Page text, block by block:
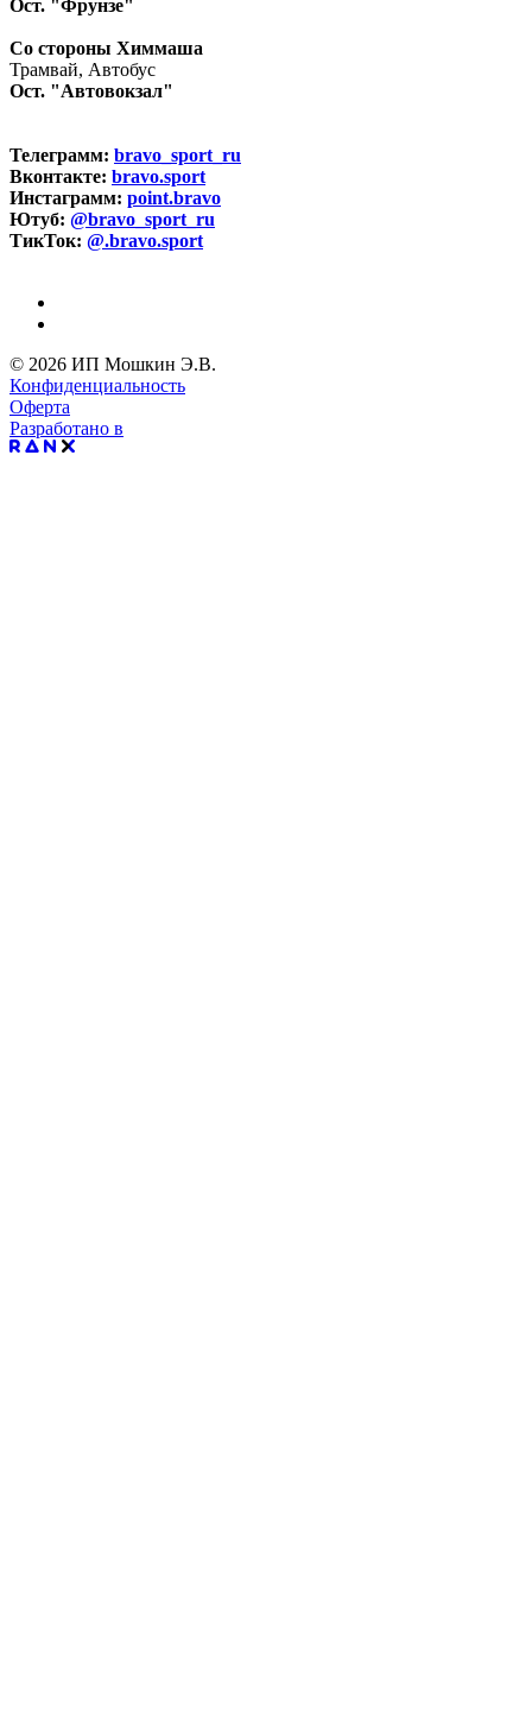
Ост. "Фрунзе"
Со стороны Химмаша
Трамвай, Автобус
Ост. "Автовокзал"
Телеграмм: bravo_sport_ru
Вконтакте: bravo.sport
Инстаграмм: point.bravo
Ютуб: @bravo_sport_ru
ТикТок: @.bravo.sport
© 2026 ИП Мошкин Э.В.
Конфиденциальность
Оферта
Разработано в